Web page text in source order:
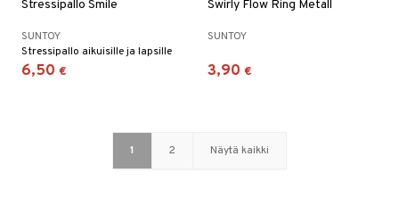
Stressipallo Smile
SUNTOY
Stressipallo aikuisille ja lapsille
6,50 €
Swirly Flow Ring Metall
SUNTOY
3,90 €
1 2 Näytä kaikki